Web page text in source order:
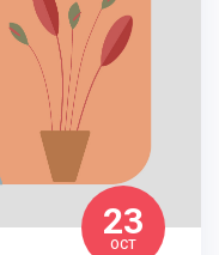
23
OCT